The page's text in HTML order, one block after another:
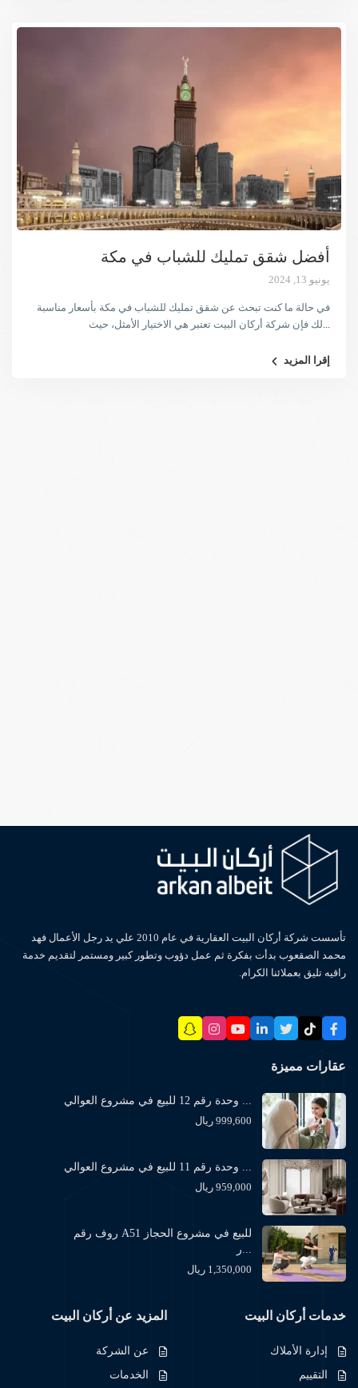
أفضل شقق تمليك للشباب في مكة
يونيو 13, 2024
في حالة ما كنت تبحث عن شقق تمليك للشباب في مكة بأسعار مناسبة
لك فإن شركة أركان البيت تعتبر هي الاختيار الأمثل، حيث
إقرا المزيد
تأسست شركة أركان البيت العقارية في عام 2010 علي يد رجل الأعمال فهد
محمد الصقعوب بدأت بفكرة ثم عمل دؤوب وتطور كبير ومستمر لتقديم خدمة
راقيه تليق بعملائنا الكرام.
عقارات مميزة
وحدة رقم 12 للبيع في مشروع العوالي ...
999,600 ريال
وحدة رقم 11 للبيع في مشروع العوالي ...
959,000 ريال
روف رقم A51 للبيع في مشروع الحجاز
ر...
1,350,000 ريال
المزيد عن أركان البيت
عن الشركة
الخدمات
خدمات أركان البيت
إدارة الأملاك
التقييم